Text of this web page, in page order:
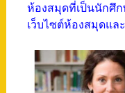
ห้องสมุดที่เป็นนักศึ
เว็บไซต์ห้องสมุดแ